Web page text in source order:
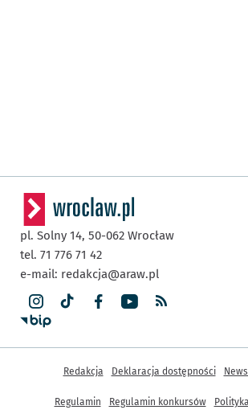
pl. Solny 14, 50-062 Wrocław
tel. 71 776 71 42
e-mail: redakcja@araw.pl
Inne informacje
Redakcja Deklaracja dostępności
Regulamin Regulamin konkursów